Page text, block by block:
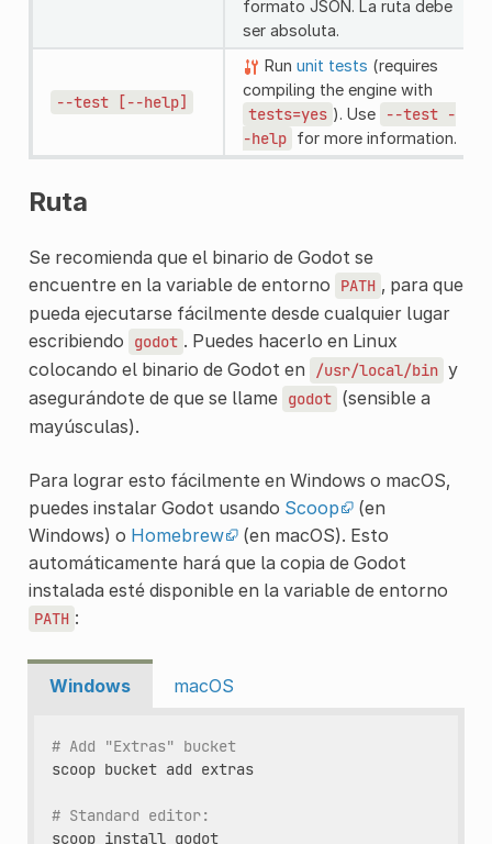
formato JSON. La ruta debe
ser absoluta.
--test [--help]
Run unit tests (requires
compiling the engine with
tests=yes ). Use --test -
-help for more information.
Ruta
Se recomienda que el binario de Godot se
encuentre en la variable de entorno
PATH , para que
pueda ejecutarse fácilmente desde cualquier lugar
escribiendo
godot . Puedes hacerlo en Linux
colocando el binario de Godot en
/usr/local/bin y
asegurándote de que se llame godot (sensible a
mayúsculas).
Para lograr esto fácilmente en Windows o macOS,
puedes instalar Godot usando Scoop
(en
Windows) o Homebrew
(en macOS). Esto
automáticamente hará que la copia de Godot
instalada esté disponible en la variable de entorno
PATH :
Windows macOS
# Add "Extras" bucket
scoop bucket add extras
# Standard editor:
scoop install godot